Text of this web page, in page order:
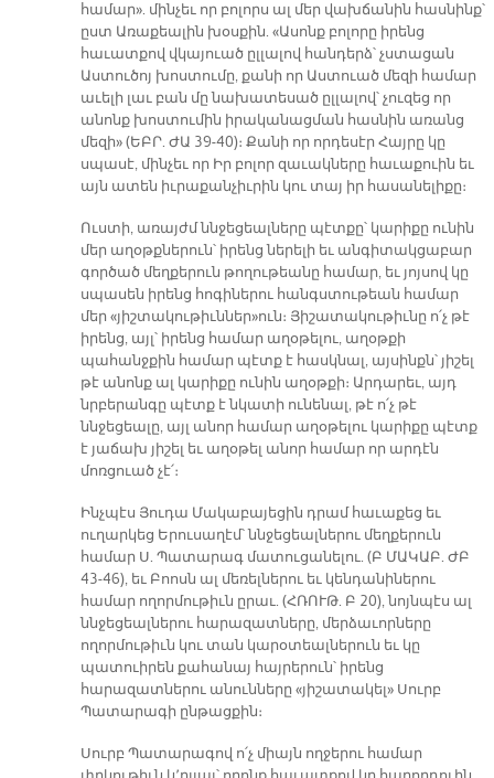
համար». մինչեւ որ բոլորս ալ մեր վախճանին հասնինք՝
ըստ Առաքեալին խօսքին. «Ասոնք բոլորը իրենց
հաւատքով վկայուած ըլլալով հանդերձ՝ չստացան
Աստուծոյ խոստումը, քանի որ Աստուած մեզի համար
աւելի լաւ բան մը նախատեսած ըլլալով՝ չուզեց որ
անոնք խոստումին իրականացման հասնին առանց
մեզի» (ԵԲՐ. ԺԱ 39-40)։ Քանի որ որդեսէր Հայրը կը
սպասէ, մինչեւ որ Իր բոլոր զաւակները հաւաքուին եւ
այն ատեն իւրաքանչիւրին կու տայ իր հասանելիքը։
Ուստի, առայժմ ննջեցեալները պէտքը՝ կարիքը ունին
մեր աղօթքներուն՝ իրենց ներելի եւ անգիտակցաբար
գործած մեղքերուն թողութեանը համար, եւ յոյսով կը
սպասեն իրենց հոգիներու հանգստութեան համար
մեր «յիշտակութիւններ»ուն։ Յիշատակութիւնը ո՛չ թէ
իրենց, այլ՝ իրենց համար աղօթելու, աղօթքի
պահանջքին համար պէտք է հասկնալ, այսինքն՝ յիշել
թէ անոնք ալ կարիքը ունին աղօթքի։ Արդարեւ, այդ
նրբերանգը պէտք է նկատի ունենալ, թէ ո՛չ թէ
ննջեցեալը, այլ անոր համար աղօթելու կարիքը պէտք
է յաճախ յիշել եւ աղօթել անոր համար որ արդէն
մոռցուած չէ՛։
Ինչպէս Յուդա Մակաբայեցին դրամ հաւաքեց եւ
ուղարկեց Երուսաղէմ՝ ննջեցեալներու մեղքերուն
համար Ս. Պատարագ մատուցանելու. (Բ ՄԱԿԱԲ. ԺԲ
43-46), եւ Բոոսն ալ մեռելներու եւ կենդանիներու
համար ողորմութիւն ըրաւ. (ՀՌՈՒԹ. Բ 20), նոյնպէս ալ
ննջեցեալներու հարազատները, մերձաւորները
ողորմութիւն կու տան կարօտեալներուն եւ կը
պատուիրեն քահանայ հայրերուն՝ իրենց
հարազատներու անունները «յիշատակել» Սուրբ
Պատարագի ընթացքին։
Սուրբ Պատարագով ո՛չ միայն ողջերու համար